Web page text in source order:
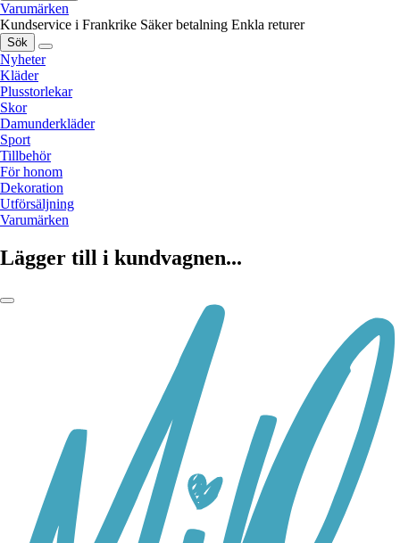
Varumärken
Kundservice i Frankrike Säker betalning Enkla returer
Sök
Nyheter
Kläder
Plusstorlekar
Skor
Damunderkläder
Sport
Tillbehör
För honom
Dekoration
Utförsäljning
Varumärken
Lägger till i kundvagnen...